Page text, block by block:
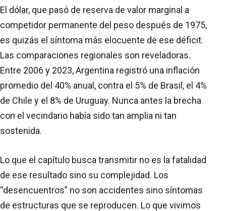
El dólar, que pasó de reserva de valor marginal a
competidor permanente del peso después de 1975,
es quizás el síntoma más elocuente de ese déficit.
Las comparaciones regionales son reveladoras.
Entre 2006 y 2023, Argentina registró una inflación
promedio del 40% anual, contra el 5% de Brasil, el 4%
de Chile y el 8% de Uruguay. Nunca antes la brecha
con el vecindario había sido tan amplia ni tan
sostenida.
Lo que el capítulo busca transmitir no es la fatalidad
de ese resultado sino su complejidad. Los
“desencuentros” no son accidentes sino síntomas
de estructuras que se reproducen. Lo que vivimos